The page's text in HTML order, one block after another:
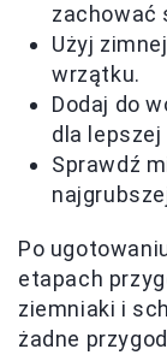
zachować
Użyj
wrzątku.
Dodaj do
dla
Sprawdź
Po
etapach
ziemniaki i
żadne